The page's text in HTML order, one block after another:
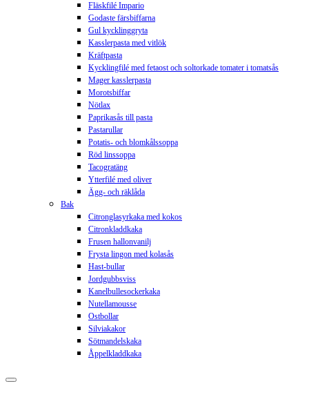
Fläskfilé Impario
Godaste färsbiffarna
Gul kycklinggryta
Kasslerpasta med vitlök
Kräftpasta
Kycklingfilé med fetaost och soltorkade tomater i tomatsås
Mager kasslerpasta
Morotsbiffar
Nötlax
Paprikasås till pasta
Pastarullar
Potatis- och blomkålssoppa
Röd linssoppa
Tacogratäng
Ytterfilé med oliver
Ägg- och räklåda
Bak
Citronglasyrkaka med kokos
Citronkladdkaka
Frusen hallonvanilj
Frysta lingon med kolasås
Hast-bullar
Jordgubbsviss
Kanelbullesockerkaka
Nutellamousse
Ostbollar
Silviakakor
Sötmandelskaka
Åppelkladdkaka